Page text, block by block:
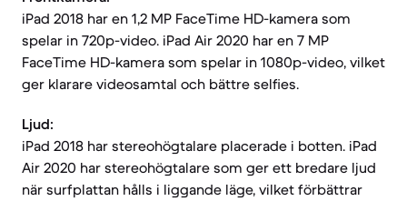
iPad 2018 har en 1,2 MP FaceTime HD-kamera som
spelar in 720p-video. iPad Air 2020 har en 7 MP
FaceTime HD-kamera som spelar in 1080p-video, vilket
ger klarare videosamtal och bättre selfies.
Ljud:
iPad 2018 har stereohögtalare placerade i botten. iPad
Air 2020 har stereohögtalare som ger ett bredare ljud
när surfplattan hålls i liggande läge, vilket förbättrar